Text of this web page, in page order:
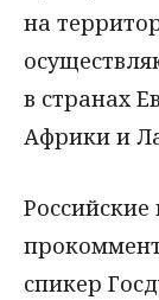
на
в странах
Африки и
спикер